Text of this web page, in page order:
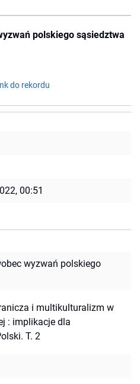
polskiego sąsiedztwa
do rekordu
00:51
wyzwań polskiego
i multikulturalizm w
: implikacje dla
T. 2